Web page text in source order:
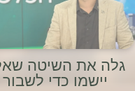
גלה את השיטה
יישמו כדי